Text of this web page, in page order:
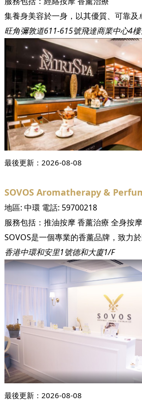
旺角彌敦道611-615號飛達商業中心4
最後更新： 2026-08-08
SOVOS Aromatherapy &
地區: 中環 電話: 59700218
服務包括： 推油按摩香薰治療 全身按摩
香港中環和安里1號德和大廈1/F
最後更新： 2026-08-08